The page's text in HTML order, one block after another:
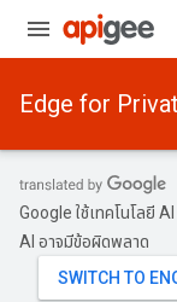
Edge for
Google ใช้เทคโนโลยี
AI อาจมีข้อผิดพลาด